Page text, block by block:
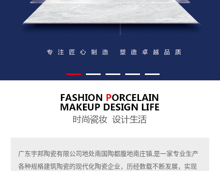
广东宇邦陶瓷有限公司地处南国陶都腹地南庄镇,是一家专业生产
各种规格建筑陶瓷的现代化陶瓷企业，历经数载不断发展，实现